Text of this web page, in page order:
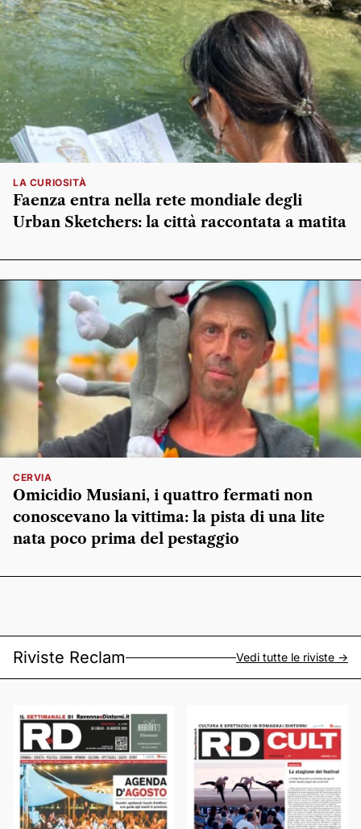
LA CURIOSITÀ
Faenza entra nella rete mondiale degli
Urban Sketchers: la città raccontata a matita
CERVIA
Omicidio Musiani, i quattro fermati non
conoscevano la vittima: la pista di una lite
nata poco prima del pestaggio
Riviste Reclam Vedi tutte le riviste ->